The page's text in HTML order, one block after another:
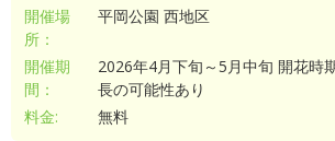
開催場
所：
平岡公園 西地区
開催期
間：
2026年4月下旬～5月中旬 開花時
長の可能性あり
料金:
無料